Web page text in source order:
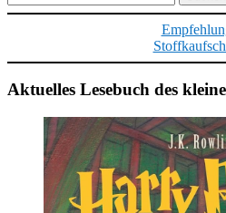
nach:
Aktuelles Lesebuch des